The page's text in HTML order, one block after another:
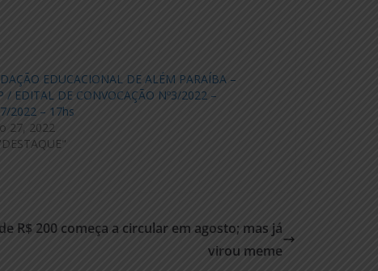
EDUCACIONAL DE ALÉM PARAÍBA –
/ EDITAL DE CONVOCAÇÃO Nº3/2022 –
2022 – 17hs
27, 2022
R$ 200 começa a circular em agosto; mas já
virou meme